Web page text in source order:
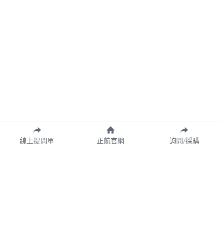
線上提問單 正航官網 詢問/採購